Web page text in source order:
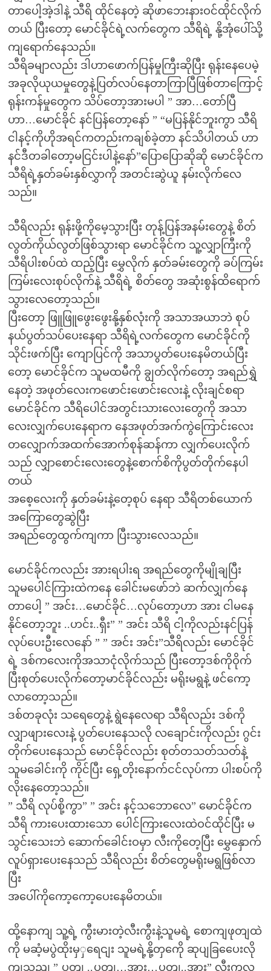
တာပေါ့အဲ့ဒါနဲ့ သီရိ ထိုင်နေတဲ့ ဆိုဖာဘေးနားဝင်ထိုင်လိုက်
တယ် ပြီးတော့ မောင်ခိုင်ရဲ့လက်တွေက သီရိရဲ့ နို့အုံပေါ်သို့
ကျရောက်နေသည်။
သီရိခမျာလည်း ဒါဟာဖောက်ပြန်မှုကြီးဆိုပြီး ရုန်းနေပေမဲ့
အခုလိုယုယမှုတွေနဲ့ပြတ်လပ်နေတာကြာပြီဖြစ်တာကြောင့်
ရုန်းကန်မှုတွေက သိပ်တော့အားမပါ ” အာ…တော်ပြီ
ဟာ…မောင်ခိုင် နင်ပြန်တော့နော် ” “မပြန်နိုင်ဘူးကွာ သီရိ
ငါနင့်ကိုဟိုအရင်ကတည်းကချစ်ခဲ့တာ နင်သိပါတယ် ဟာ
နင်ဒီတခါတော့မငြင်းပါနဲ့နော်”ပြောပြောဆိုဆို မောင်ခိုင်က
သီရိရဲ့နှတ်ခမ်းနှစ်လွှာကို အတင်းဆွဲယူ နမ်းလိုက်လေ
သည်။
သီရိလည်း ရုန်းဖို့ကိုမေ့သွားပြီး တုန့်ပြန်အနမ်းတွေနဲ့ စိတ်
လွတ်ကိုယ်လွတ်ဖြစ်သွားရာ မောင်ခိုင်က သူ့လျှာကြီးကို
သီရိပါးစပ်ထဲ ထည့်ပြီး မွှေလိုက် နှတ်ခမ်းတွေကို ခပ်ကြမ်း
ကြမ်းလေးစုပ်လိုက်နဲ့ သီရိရဲ့ စိတ်တွေ အဆုံးစွန်ထိရောက်
သွားလေတော့သည်။
ပြီးတော့ ဖြူဖြူဖွေးဖွေးနို့နှစ်လုံးကို အသာအယာဘဲ စုပ်
နယ်ပွတ်သပ်ပေးနေရာ သီရိရဲ့လက်တွေက မောင်ခိုင်ကို
သိုင်းဖက်ပြီး ကျောပြင်ကို အသာပွတ်ပေးနေမိတယ်ပြီး
တော့ မောင်ခိုင်က သူမထမီကို ချွတ်လိုက်တော့ အရည်ရွှဲ
နေတဲ့ အဖုတ်လေးကဖောင်းဖောင်းလေးနဲ့ လိုးချင်စရာ
မောင်ခိုင်က သီရိပေါင်အတွင်းသားလေးတွေကို အသာ
လေးလျှက်ပေးနေရာက နေအဖုတ်အက်ကွဲကြောင်းလေး
တလျှောက်အထက်အောက်စုန်ဆန်ကာ လျှက်ပေးလိုက်
သည် လျှာစောင်းလေးတွေနဲ့စောက်စိကိုပွတ်တိုက်နေပါ
တယ်
အစေ့လေးကို နှတ်ခမ်းနဲ့တေ့စုပ် နေရာ သီရိတစ်ယောက်
အကြောတွေဆွဲပြီး
အရည်တွေထွက်ကျကာ ပြီးသွားလေသည်။
မောင်ခိုင်ကလည်း အားရပါးရ အရည်တွေကိုမျိုချပြီး
သူမပေါင်ကြားထဲကနေ ခေါင်းမဖော်ဘဲ ဆက်လျှက်နေ
တာပေါ့ ” အင်း…မောင်ခိုင်…လုပ်တော့ဟာ အား ငါမနေ
နိုင်တော့ဘူး ..ဟင်း..ရှီး” ” အင်း သီရိ ငါ့ကိုလည်းနင်ပြန်
လုပ်ပေးဦးလေနော် ” ” အင်း အင်း”သီရိလည်း မောင်ခိုင်
ရဲ့ ဒစ်ကလေးကိုအသာငုံလိုက်သည် ပြီးတော့ဒစ်ကိုဝိုက်
ပြီးစုတ်ပေးလိုက်တော့မာင်ခိုင်လည်း မရိုးမရွနဲ့ ဖင်ကော့
လာတော့သည်။
ဒစ်တခုလုံး သရေတွေနဲ့ ရွဲနေလေရာ သီရိလည်း ဒစ်ကို
လျှာဖျားလေးနဲ့ ပွတ်ပေးနေသလို လချောင်းကိုလည်း ဂွင်း
တိုက်ပေးနေသည် မောင်ခိုင်လည်း စုတ်တသတ်သတ်နဲ့
သူမခေါင်းကို ကိုင်ပြီး ရှေ့တိုးနောက်ငင်လုပ်ကာ ပါးစပ်ကို
လိုးနေတော့သည်။
” သီရိ လုပ်စို့ကွာ” ” အင်း နင့်သဘောလေ” မောင်ခိုင်က
သီရိ ကားပေးထားသော ပေါင်ကြားလေးထဲဝင်ထိုင်ပြီး မ
သွင်းသေးဘဲ ဆောက်ခေါင်းဝမှာ လီးကိုတေ့ပြီး မွှေနှောက်
လူပ်ရှားပေးနေသည် သီရိလည်း စိတ်တွေမရိုးမရွဖြစ်လာ
ပြီး
အပေါ်ကိုကော့ကော့ပေးနေမိတယ်။
ထို့နောကျ သူ့ရဲ့ ကွီးမားတဲ့လီးကွီးနဲ့သူမရဲ့ စောကျဖုတျထဲ
ကို မဆံ့မပွဲထိုးမှှရေငျး သူမရဲ့နို့တှကေို ဆုပျခြပေေးလို
ကျသညျ ” ပွှတျ ..ပွှတျ…အား…ပွှတျ..အား” လီးကလ